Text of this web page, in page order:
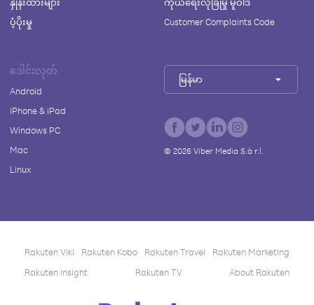
ပံ့ပိုးမှု
Customer Complaints Code
ဒေါင်းလုတ်
Android
iPhone & iPad
Windows PC
Mac
Linux
မြန်မာ
© 2026Viber Media S.à r.l.
Rakuten Viki Rakuten Kobo Rakuten Travel
Rakuten Marketing
Rakuten Insight
Rakuten TV About Rakuten